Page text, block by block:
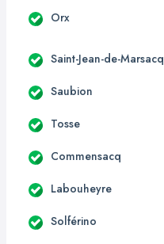
Orx
Saint-Jean-de-Marsacq
Saubion
Tosse
Commensacq
Labouheyre
Solférino